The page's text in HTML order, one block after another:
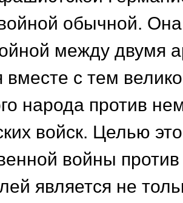
обычной.
между двумя
вместе с тем
народа против
войск. Целью
войны
является не